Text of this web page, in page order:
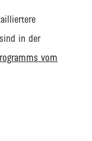
in der
vom